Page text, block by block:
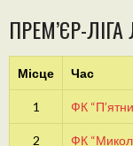
ПРЕМ’ЄР-
Місце Час
1 ФК
2 ФК